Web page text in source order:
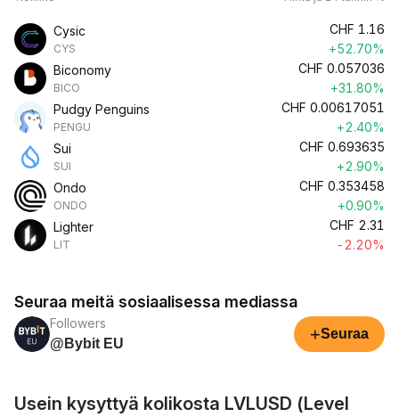
Cysic
CYS
CHF 1.16
+52.70%
Biconomy
BICO
CHF 0.057036
+31.80%
Pudgy Penguins
PENGU
CHF 0.00617051
+2.40%
Sui
SUI
CHF 0.693635
+2.90%
Ondo
ONDO
CHF 0.353458
+0.90%
Lighter
LIT
CHF 2.31
-2.20%
Seuraa meitä sosiaalisessa mediassa
Followers
@Bybit EU
+Seuraa
Usein kysyttyä kolikosta LVLUSD (Level